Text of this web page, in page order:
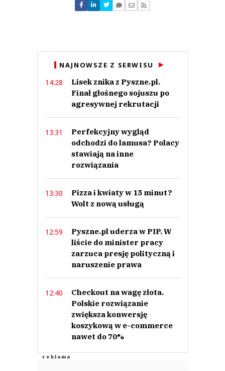
Nie znaleziono komentarzy
Zostaw swoje komentarze
NAJNOWSZE Z SERWISU
14:28
Lisek znika z Pyszne.pl.
Finał głośnego sojuszu po
agresywnej rekrutacji
13:31
Perfekcyjny wygląd
odchodzi do lamusa? Polacy
stawiają na inne
rozwiązania
13:30
Pizza i kwiaty w 15 minut?
Wolt z nową usługą
12:59
Pyszne.pl uderza w PIP. W
liście do minister pracy
zarzuca presję polityczną i
naruszenie prawa
12:40
Checkout na wagę złota.
Polskie rozwiązanie
zwiększa konwersję
koszykową w e-commerce
nawet do 70%